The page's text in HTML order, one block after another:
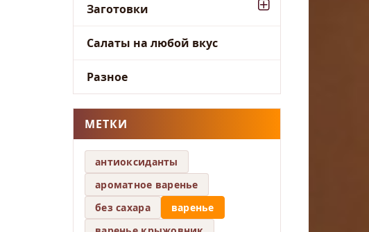
Заготовки
Салаты на любой вкус
Разное
МЕТКИ
антиоксиданты
ароматное варенье
без сахара
варенье